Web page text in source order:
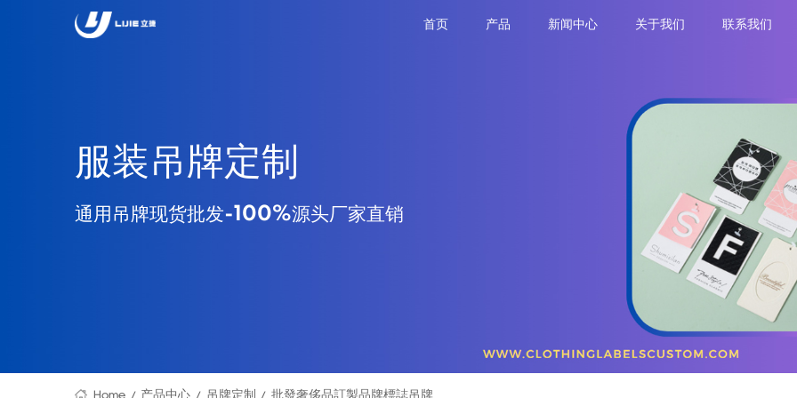
首页 产品 新闻中心 关于我们 联系我们
服装吊牌定制
通用吊牌现货批发-100%源头厂家直销
Home 产品中心 吊牌定制 批發奢侈品訂製品牌標誌吊牌